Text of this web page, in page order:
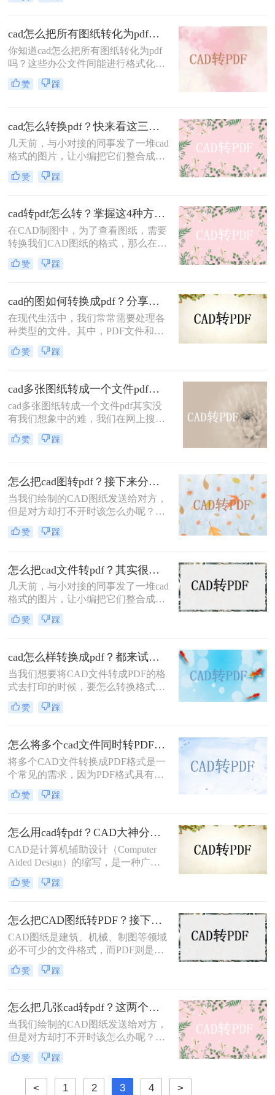
细介绍怎么批量将cad图转pdf格式，
为您提供全面的指导。
cad怎么把所有图纸转化为pdf？这3种方法简单又实用！
你知道cad怎么把所有图纸转化为pdf
吗？这些办公文件间能进行格式化转
换的操作，通常是通过相应的转换程
序来完成。而且小编在这里介绍的几
何进行cad转pdf操作，下面就来给大
家详细的讲一讲。
赞 踩
cad怎么转换pdf？快来看这三种方法！
几天前，与小对接的同事发了一堆cad
格式的图片，让小编把它们整合成pdf
文件发给客户看看。这个小编不会cad
转换pdf啊？我找到了很多工具，问了
了一个可以快速解决cad转pdf的工
具。好吧，下面一起看看cad怎么转换
pdf吧~
赞 踩
cad转pdf怎么转？掌握这4种方法就可以！
在CAD制图中，为了查看图纸，需要
转换我们CAD图纸的格式，那么在许
多文件转换中，我们更常用的一种文
件转换，就是把cad转pdf。那么cad转
讲讲吧。
赞 踩
cad的图如何转换成pdf？分享三个好用的方法！
在现代生活中，我们常常需要处理各
种类型的文件。其中，PDF文件和
Word文件是最常见的两种格式。PDF
文件通常用于文档的传输和共享，而
赞 踩
cad多张图纸转成一个文件pdf怎么弄？四个方法帮你搞定！
cad多张图纸转成一个文件pdf其实没
有我们想象中的难，我们在网上搜索
方法也可以找到很多可以使用转换软
件，想要转换格式，那么使用转换软
今天就来给大家讲讲cad转pdf。
赞 踩
怎么把cad图转pdf？接下来分享这二个方法和操作步骤给你
当我们绘制的CAD图纸发送给对方，
但是对方却打不开时该怎么办呢？要
怎么让他看到CAD的内容呢？我们可
以将CAD转换成PDF，这样的话，对
图转pdf呢？今天小编就来给大家分享
cad图转pdf文件的方法，很简单的
哦，一起来看看。
赞 踩
怎么把cad文件转pdf？其实很简单！掌握这2种方法就可以
几天前，与小对接的同事发了一堆cad
格式的图片，让小编把它们整合成pdf
文件发给客户看看。这个小编不会把
cad文件转pdf啊？我找到了很多工
小编推荐了一个可以快速解决怎么把
cad文件转pdf的工具。好吧，我们来
看看广受好评的cad转pdf工具是怎么
操作的吧~
赞 踩
cad怎么样转换成pdf？都来试试看这二种方法吧！
当我们想要将CAD文件转成PDF的格
式去打印的时候，要怎么转换格式
呢？大家也知道，PDF文件比较稳
定，打印效果也是一级棒的，所以很
式去打印，那么cad怎么样转换成pdf
呢？如果你不知道的话，那么小编今
天就来给大家分享一下cad转pdf的操
作方法吧。
赞 踩
怎么将多个cad文件同时转PDF？分享三个实用的操作方法
将多个CAD文件转换成PDF格式是一
个常见的需求，因为PDF格式具有广
泛的兼容性和易读性，这有助于方便
地共享文件和保护数据的安全性。在
AutoCAD软件、Adobe Acrobat Pro软
件和在线转换工具将多个CAD文件转
换成PDF格式。
赞 踩
怎么用cad转pdf？CAD大神分享3种简易方法，一键搞定！
CAD是计算机辅助设计（Computer
Aided Design）的缩写，是一种广泛
应用于制造、建筑、机械和工程领域
的技术。CAD文件通常采用DWG、
况下，我们需要将CAD文件转换为
PDF格式，以便共享和保护数据的安
全性。在本文中，我们将介绍怎么用
cad转pdf的方法。
赞 踩
怎么把CAD图纸转PDF？接下来分享这2个方法和操作步骤给你
CAD图纸是建筑、机械、制图等领域
必不可少的文件格式，而PDF则是一
个广泛用于打印和共享文件的格式。
将CAD图纸转换为PDF格式能够有效
共享文件。因此，在本文中，我们将
深入探讨怎么把CAD图纸转PDF。
赞 踩
怎么把几张cad转pdf？这两个方法都可以转换
当我们绘制的CAD图纸发送给对方，
但是对方却打不开时该怎么办呢？要
怎么让他看到CAD的内容呢？我们可
以将CAD转换成PDF，这样的话，对
方就可以打开查看了，那么怎么把几
张cad转pdf呢？今天小编就来给大家
赞 踩
< 1 2 3 4 >